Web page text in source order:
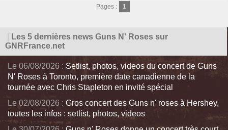
Pages : 1
Les 5 dernières news Guns N' Roses sur
GNRFrance.net
Le 06/08/2026 : Setlist, photos, videos du concert de Guns
N' Roses à Toronto, première date canadienne de la
tournée avec Chris Stapleton en invité spécial
Le 02/08/2026 : Gros concert des Guns n' roses à Hershey,
toutes les infos : setlist, photos, videos